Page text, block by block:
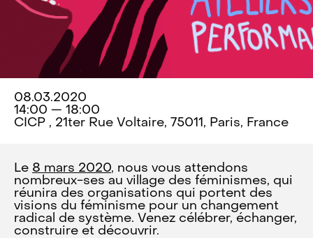
08.03.2020
14:00 — 18:00
CICP , 21ter Rue Voltaire, 75011, Paris, France
Le 8 mars 2020, nous vous attendons
nombreux-ses au village des féminismes, qui
réunira des organisations qui portent des
visions du féminisme pour un changement
radical de système. Venez célébrer, échanger,
construire et découvrir.